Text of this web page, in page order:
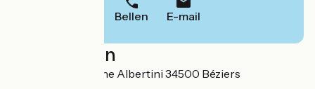
Bellen E-mail
Localisation
16 Avenue Enseigne Albertini 34500 Béziers